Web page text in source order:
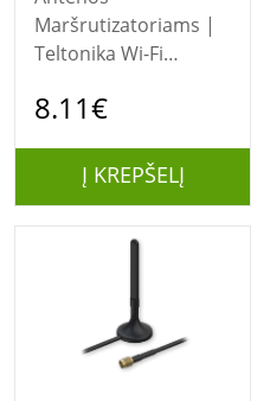
Maršrutizatoriams |
Teltonika Wi-Fi
Antenna | PR1KRF30
dB | 2400-2500 GHz |
Antenna connector
type RP-SMA Male
8.11€
Į KREPŠELĮ